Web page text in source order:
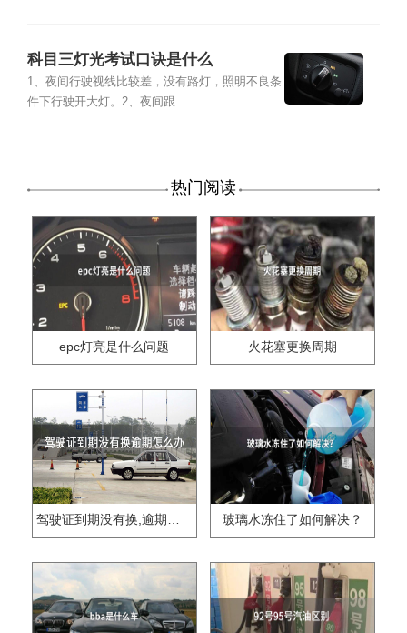
科目三灯光考试口诀是什么
1、夜间行驶视线比较差，没有路灯，照明不良条
件下行驶开大灯。2、夜间跟...
热门阅读
epc灯亮是什么问题 火花塞更换周期
驾驶证到期没有换,逾期怎么办?? 玻璃水冻住了如何解决？